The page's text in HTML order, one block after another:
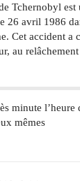
Tchernobyl est
26 avril 1986
Cet accident a
au
minute l’heure
mêmes